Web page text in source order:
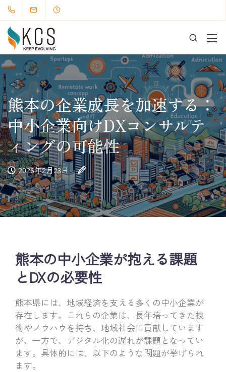
熊本の企業成長を加速する：
中小企業向けDXコンサルテ
ィングの可能性
2026年2月23日
熊本の中小企業が抱える課題
とDXの必要性
熊本県には、地域経済を支える多くの中小企業が
存在します。これらの企業は、長年培ってきた技
術やノウハウを持ち、地域社会に貢献しています
が、一方で、デジタル化の遅れが課題となってい
ます。具体的には、以下のような問題が挙げられ
ます。